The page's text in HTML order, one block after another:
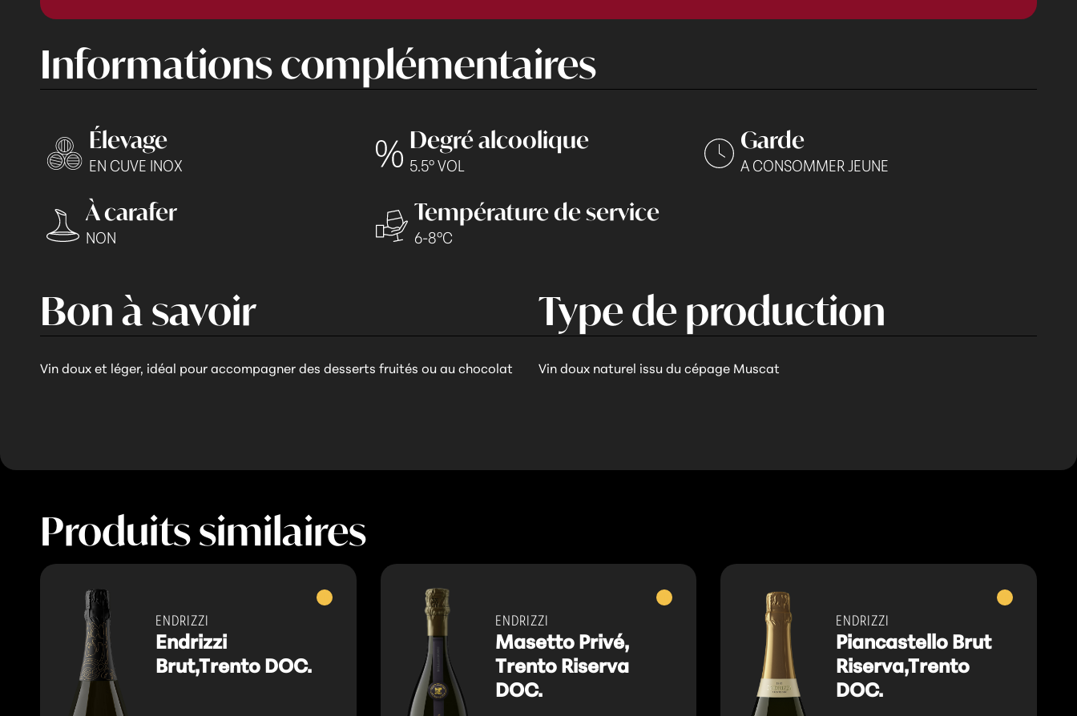
Informations complémentaires
Élevage
EN CUVE INOX
À carafer
NON
Degré alcoolique
5.5° VOL
Température de service
6-8°C
Garde
A CONSOMMER JEUNE
Bon à savoir
Vin doux et léger, idéal pour accompagner des desserts fruités ou au chocolat
Type de production
Vin doux naturel issu du cépage Muscat
Produits similaires
Vins
ENDRIZZI
Endrizzi
Brut,Trento DOC.
Vins
ENDRIZZI
Masetto Privé,
Trento Riserva
DOC.
Vins
ENDRIZZI
Piancastello Brut
Riserva,Trento
DOC.